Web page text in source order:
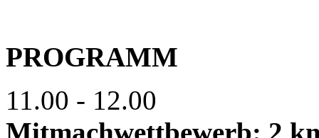
PROGRAMM
11.00 - 12.00